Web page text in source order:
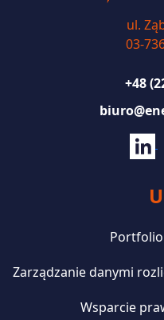
ul.
03-
+48
Zarządzanie danymi
Wsparcie